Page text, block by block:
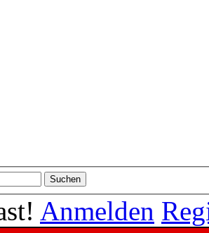
Anmelden